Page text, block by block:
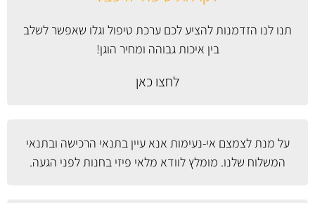
תנו לנו הזדמנות להציע לכם ערכת טיפול וגלו שאפשר לשלב
בין איכות גבוהה ומחיר הוגן!
לחצו כאן
על מנת לצמצם אי-נעימות אנא עייןבתנאי הרכישה ובתנאי
המשלוח שלנו. מומלץ לוודא מלאי פיזי בחנות לפני הגעה.